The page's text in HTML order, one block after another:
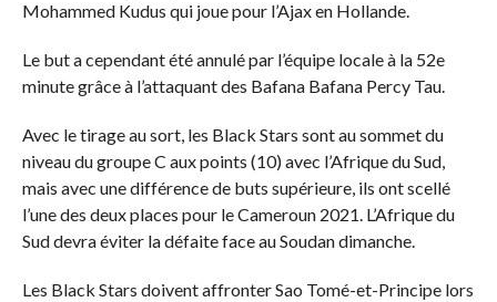
Mohammed Kudus qui joue pour l’Ajax en Hollande.
Le but a cependant été annulé par l’équipe locale à la 52e
minute grâce à l’attaquant des Bafana Bafana Percy Tau.
Avec le tirage au sort, les Black Stars sont au sommet du
niveau du groupe C aux points (10) avec l’Afrique du Sud,
mais avec une différence de buts supérieure, ils ont scellé
l’une des deux places pour le Cameroun 2021. L’Afrique du
Sud devra éviter la défaite face au Soudan dimanche.
Les Black Stars doivent affronter Sao Tomé-et-Principe lors